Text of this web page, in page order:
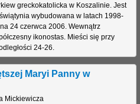
greckokatolicka w Koszalinie. Jest
wybudowana w latach 1998-
24 czerwca 2006. Wewnątrz
ikonostas. Mieści się przy
24-26.
Maryi Panny w
Mickiewicza